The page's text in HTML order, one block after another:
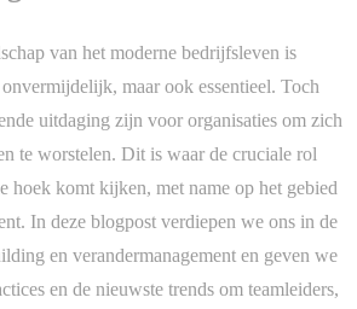
van het moderne bedrijfsleven is
maar ook essentieel. Toch
uitdaging zijn voor organisaties om zich
te worstelen. Dit is waar de cruciale rol
hoek komt kijken, met name op het gebied
In deze blogpost verdiepen we ons in de
en verandermanagement en geven we
en de nieuwste trends om teamleiders,